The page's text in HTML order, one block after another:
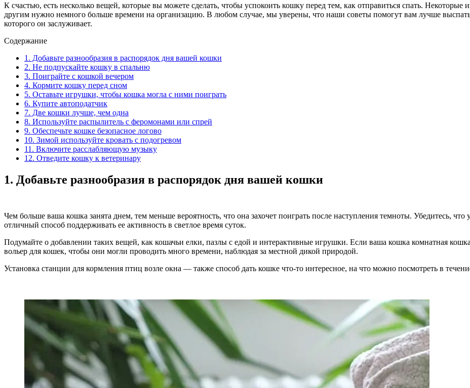
К счастью, есть несколько вещей, которые вы можете сделать, чтобы успокоить кошку перед тем, как отправиться спать.
другим нужно немного больше времени на организацию. В любом случае, мы уверены, что наши советы помогут вам лучше
которого он заслуживает.
Содержание
1. Добавьте разнообразия в распорядок дня вашей кошки
2. Не подпускайте кошку в спальню
3. Поиграйте с кошкой вечером
4. Кормите кошку перед сном
5. Оставьте игрушки, чтобы кошка могла с ними поиграть
6. Купите автоподатчик
7. Две кошки лучше, чем одна
8. Используйте распылитель с феромонами или спрей
9. Обеспечьте кошке безопасное логово
10. Зимой используйте кровать с подогревом
11. Включите расслабляющую музыку
12. Отведите кошку к ветеринару
1. Добавьте разнообразия в распорядок дня вашей кошки
Чем больше ваша кошка занята днем, тем меньше вероятность, что она захочет поиграть после наступления темноты. Убедитесь,
отличный способ поддерживать ее активность в светлое время суток.
Подумайте о добавлении таких вещей, как кошачьи елки, пазлы с едой и интерактивные игрушки. Если ваша кошка комнатная
вольер для кошек, чтобы они могли проводить много времени, наблюдая за местной дикой природой.
Установка станции для кормления птиц возле окна — также способ дать кошке что-то интересное, на что можно посмотреть в